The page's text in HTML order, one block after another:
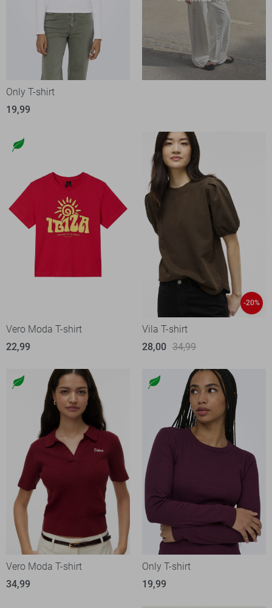
Only T-shirt
19,99
Vero Moda T-shirt
22,99
-20%
Vila T-shirt
28,00 34,99
Vero Moda T-shirt
34,99
Only T-shirt
19,99